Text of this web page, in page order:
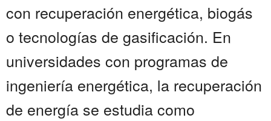
con recuperación energética, biogás
o tecnologías de gasificación. En
universidades con programas de
ingeniería energética, la recuperación
de energía se estudia como